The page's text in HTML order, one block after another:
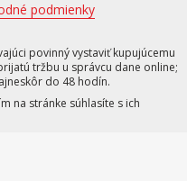
podmienky
povinný vystaviť kupujúcemu
tržbu u správcu dane online;
do 48 hodín.
na stránke súhlasíte s ich